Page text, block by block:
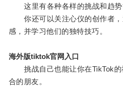
这里有各种各样的挑战和趋势
你还可以关注心仪的创作者，
感，并学习他们的独特技巧。
海外版tiktok官网入口
挑战自己也能让你在TikTok的
合的朋友。